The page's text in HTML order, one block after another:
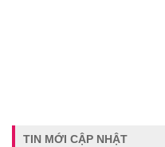
TIN MỚI CẬP NHẬT